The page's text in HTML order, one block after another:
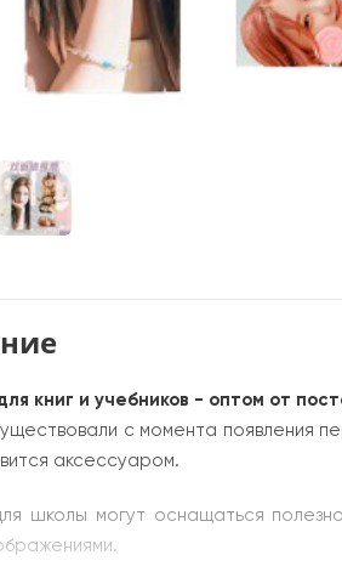
книг и учебников - оптом от
с момента появления
аксессуаром.
школы могут оснащаться